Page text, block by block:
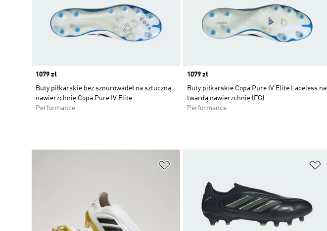
Price
1079 zł
Buty piłkarskie bez sznurowadeł na sztuczną
nawierzchnię Copa Pure IV Elite
Performance
Price
1079 zł
Buty piłkarskie Copa Pure IV Elite Laceless na
twardą nawierzchnię (FG)
Performance